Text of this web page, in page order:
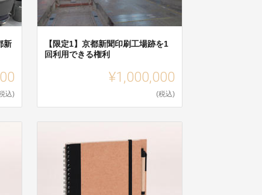
新
込)
【限定1】京都新聞印刷工場跡を1
回利用できる権利
¥1,000,000
(税込)